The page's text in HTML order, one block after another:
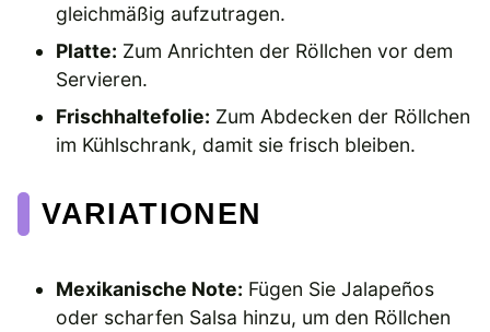
gleichmäßig aufzutragen.
Platte: Zum Anrichten der Röllchen vor dem
Servieren.
Frischhaltefolie: Zum Abdecken der Röllchen
im Kühlschrank, damit sie frisch bleiben.
VARIATIONEN
Mexikanische Note: Fügen Sie Jalapeños
oder scharfen Salsa hinzu, um den Röllchen